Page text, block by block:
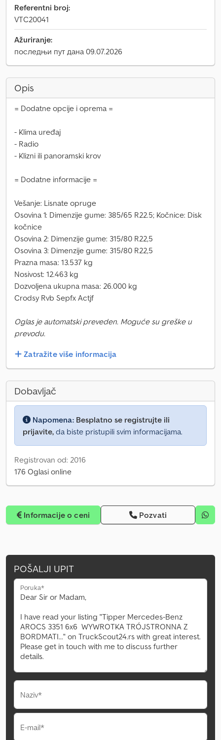
Referentni broj:
VTC20041
Ažuriranje:
последњи пут дана 09.07.2026
Opis
= Dodatne opcije i oprema =
- Klima uređaj
- Radio
- Klizni ili panoramski krov
= Dodatne informacije =
Vešanje: Lisnate opruge
Osovina 1: Dimenzije gume: 385/65 R22.5; Kočnice: Disk
kočnice
Osovina 2: Dimenzije gume: 315/80 R22,5
Osovina 3: Dimenzije gume: 315/80 R22,5
Prazna masa: 13.537 kg
Nosivost: 12.463 kg
Dozvoljena ukupna masa: 26.000 kg
Crodsy Rvb Sepfx Actjf
Oglas je automatski preveden. Moguće su greške u
prevodu.
Zatražite više informacija
Dobavljač
Napomena: Besplatno se registrujte ili
prijavite, da biste pristupili svim informacijama.
Registrovan od: 2016
176 Oglasi online
Informacije o ceni Pozvati
POŠALJI UPIT
Poruka*
Naziv*
E-mail*